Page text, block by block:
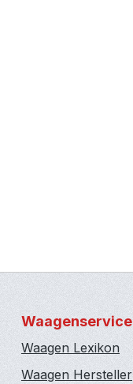
Waagenservice
Waagen Lexikon
Waagen Hersteller